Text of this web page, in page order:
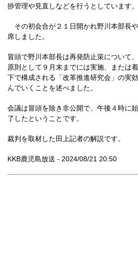
捗管理や見直しなどを行うとしています。
その初会合が２１日開かれ野川本部長
席しました。
冒頭で野川本部長は再発防止策について
原則として９月末までには実施、または
下で構成される「改革推進研究会」の実
んでいくことを述べました。
会議は冒頭を除き非公開で、午後４時に
了したということです。
裁判を取材した田上記者の解説です。
KKB鹿児島放送 - 2024/08/21 20:50